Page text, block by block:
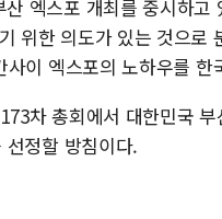
엑스포 개최를 중시하
위한 의도가 있는 것으로
이 엑스포의 노하우를
차 총회에서 대한민국
정할 방침이다.